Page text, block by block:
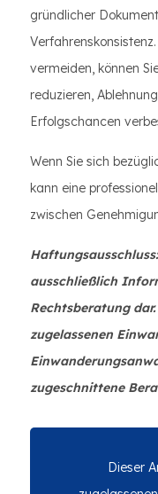
gründlicher
vermeiden, können
reduzieren,
Erfolgschancen
Wenn Sie sich
kann eine
zwischen
ausschließlich
Rechtsberatung
zugelassenen
zugeschnittene
Dieser